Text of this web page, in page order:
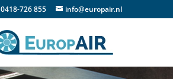
0418-726 855 info@europair.nl